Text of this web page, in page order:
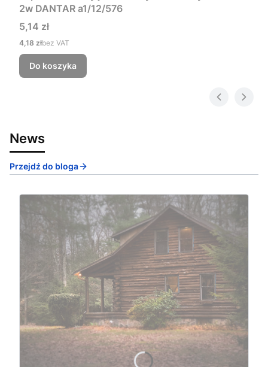
2w DANTAR a1/12/576
Cena
5,14 zł
Cena
4,18 złbez VAT
Do koszyka
News
Przejdź do bloga